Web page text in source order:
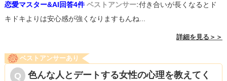
恋愛マスター&AI回答4件 ベストアンサー:付き合いが長くなるとド
キドキよりは安心感が強くなりますもんね...
詳細を見る＞＞
ベストアンサーあり
色んな人とデートする女性の心理を教えてく